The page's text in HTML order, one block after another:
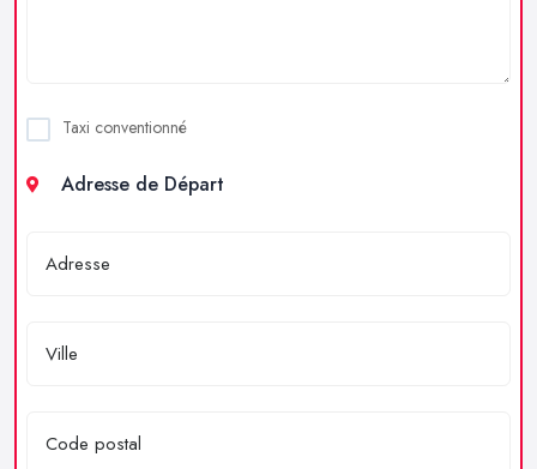
Taxi conventionné
Adresse de Départ